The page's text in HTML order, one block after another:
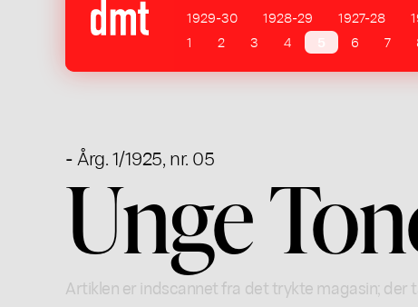
1929-30
1928-29 1927-28
1
2 3 4 6 7
- Årg. 1/1925, nr. 05
Unge
Artiklen er indscannet fra det trykte magasin; der